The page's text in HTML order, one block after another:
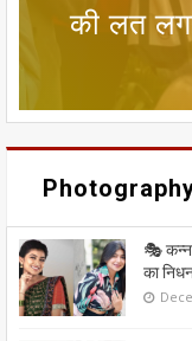
की लत
🎭
का